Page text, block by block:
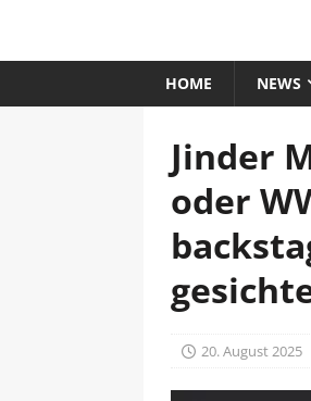
HOME NEWS
Jinder
oder
20. August 2025